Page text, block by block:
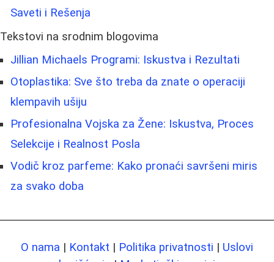
Saveti i Rešenja
Tekstovi na srodnim blogovima
Jillian Michaels Programi: Iskustva i Rezultati
Otoplastika: Sve što treba da znate o operaciji
klempavih ušiju
Profesionalna Vojska za Žene: Iskustva, Proces
Selekcije i Realnost Posla
Vodič kroz parfeme: Kako pronaći savršeni miris
za svako doba
O nama | Kontakt | Politika privatnosti | Uslovi